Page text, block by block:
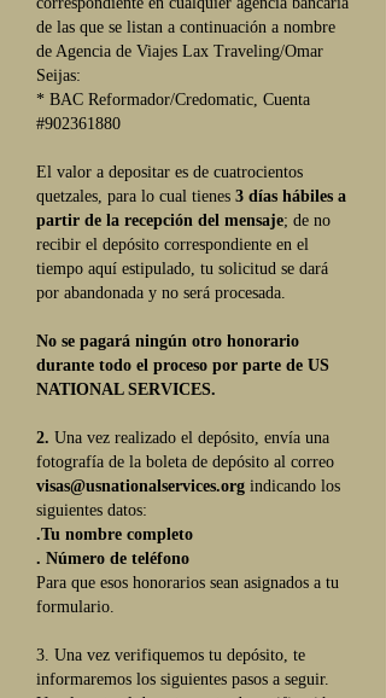
de las que se listan a continuación a nombre
de Agencia de Viajes Lax Traveling/Omar
Seijas:
* BAC Reformador/Credomatic, Cuenta
#902361880
El valor a depositar es de cuatrocientos
quetzales, para lo cual tienes 3 días hábiles a
partir de la recepción del mensaje; de no
recibir el depósito correspondiente en el
tiempo aquí estipulado, tu solicitud se dará
por abandonada y no será procesada.
No se pagará ningún otro honorario
durante todo el proceso por parte de US
NATIONAL SERVICES.
2. Una vez realizado el depósito, envía una
fotografía de la boleta de depósito al correo
visas@usnationalservices.org indicando los
siguientes datos:
.Tu nombre completo
. Número de teléfono
Para que esos honorarios sean asignados a tu
formulario.
3. Una vez verifiquemos tu depósito, te
informaremos los siguientes pasos a seguir.